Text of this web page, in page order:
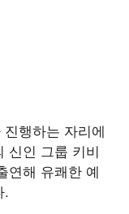
행하는 자리에
신인 그룹 키비
연해 유쾌한 예
.